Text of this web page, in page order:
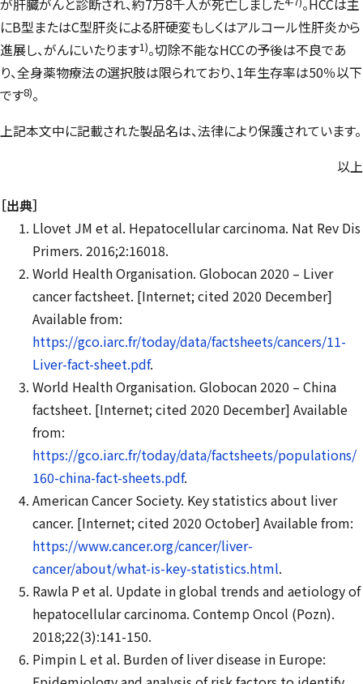
にB型またはC型肝炎による肝硬変もしくはアルコール性肝炎から
進展し、がんにいたります1)。切除不能なHCCの予後は不良であ
り、全身薬物療法の選択肢は限られており、1年生存率は50％以下
です8)。
上記本文中に記載された製品名は、法律により保護されています。
以上
［出典］
Llovet JM et al. Hepatocellular carcinoma. Nat Rev Dis
Primers. 2016;2:16018.
World Health Organisation. Globocan 2020 – Liver
cancer factsheet. [Internet; cited 2020 December]
Available from:
https://gco.iarc.fr/today/data/factsheets/cancers/11-
Liver-fact-sheet.pdf.
World Health Organisation. Globocan 2020 – China
factsheet. [Internet; cited 2020 December] Available
from:
https://gco.iarc.fr/today/data/factsheets/populations/
160-china-fact-sheets.pdf.
American Cancer Society. Key statistics about liver
cancer. [Internet; cited 2020 October] Available from:
https://www.cancer.org/cancer/liver-
cancer/about/what-is-key-statistics.html.
Rawla P et al. Update in global trends and aetiology of
hepatocellular carcinoma. Contemp Oncol (Pozn).
2018;22(3):141-150.
Pimpin L et al. Burden of liver disease in Europe: